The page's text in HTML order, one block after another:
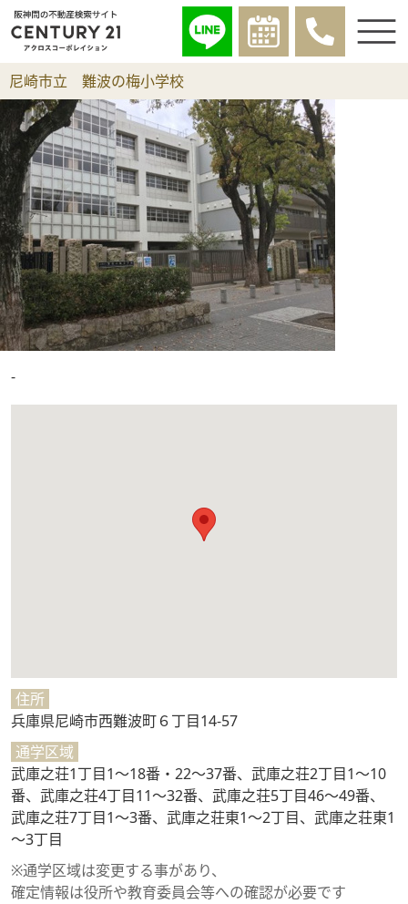
尼崎市立 難波の梅小学校
-
住所
兵庫県尼崎市西難波町６丁目14-57
通学区域
武庫之荘1丁目1～18番・22～37番、武庫之荘2丁目1～10
番、武庫之荘4丁目11～32番、武庫之荘5丁目46～49番、
武庫之荘7丁目1～3番、武庫之荘東1～2丁目、武庫之荘東1
～3丁目
※通学区域は変更する事があり、
確定情報は役所や教育委員会等への確認が必要です